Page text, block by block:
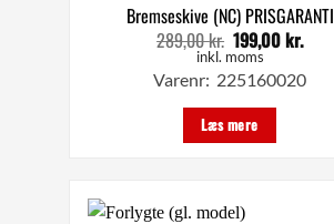
Bremseskive (NC) PRISGARANTI
289,00kr. Den
oprindelige
pris
var:
289,00 kr..
199,00kr.
pris
er:
inkl. moms
Varenr: 225160020
Læs mere